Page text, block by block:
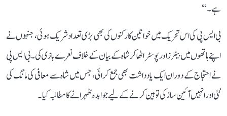
ہے۔‘‘
بی ایس پی کی اس تحریک میں خواتین کارکنوں کی بھی بڑی تعداد شریک ہوئی، جنہوں نے
اپنے ہاتھوں میں بینرز اور پوسٹر اٹھا کر شاہ کے بیان کے خلاف نعرے بازی کی۔ بی ایس پی
نے احتجاج کے دوران ایک یادداشت بھی جمع کرائی، جس میں شاہ سے معافی کی مانگ کی
گئی اور انہیں آئین ساز کی توہین کرنے کے لیے جوابدہ ٹھہرانے کا مطالبہ کیا۔